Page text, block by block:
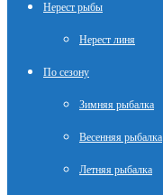
Нерест рыбы
Нерест линя
По сезону
Зимняя рыбалка
Весенняя рыбалка
Летняя рыбалка